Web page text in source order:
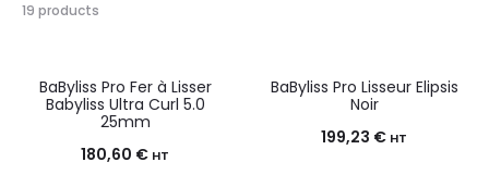
19 products
BaByliss Pro Fer à Lisser
Babyliss Ultra Curl 5.0
25mm
180,60 € HT
BaByliss Pro Lisseur Elipsis
Noir
199,23 € HT